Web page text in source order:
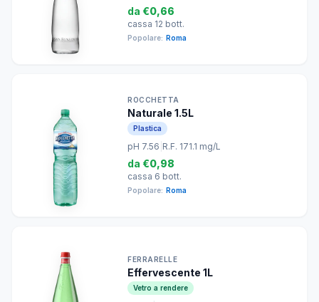
da €0,66
cassa 12 bott.
Popolare: Roma
ROCCHETTA
Naturale 1.5L
Plastica
pH 7.56 R.F. 171.1 mg/L
da €0,98
cassa 6 bott.
Popolare: Roma
FERRARELLE
Effervescente 1L
Vetro a rendere